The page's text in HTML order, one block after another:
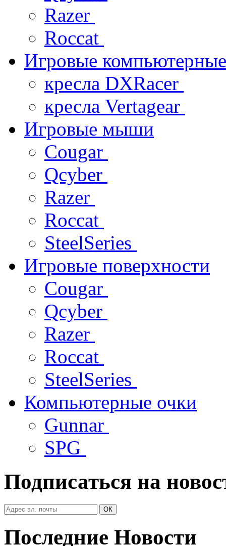
Razer
Roccat
Игровые
кресла DXRacer
кресла Vertagear
Игровые мыши
Cougar
Qcyber
Razer
Roccat
SteelSeries
Игровые поверхности
Cougar
Qcyber
Razer
Roccat
SteelSeries
Компьютерные очки
Gunnar
SPG
Подписаться на
Последние Новости